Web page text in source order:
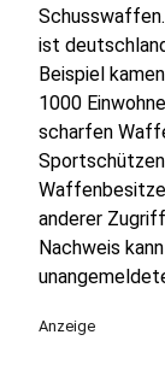
ist
Beispiel
1000
scharfen
anderer
Nachweis
Anzeige